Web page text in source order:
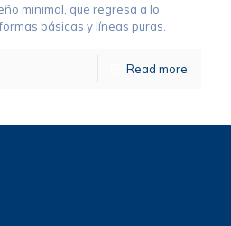
minimal, que regresa a lo
básicas y líneas puras.
Read more